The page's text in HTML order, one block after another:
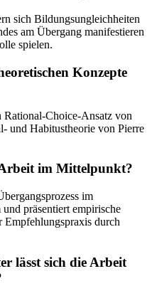
sich Bildungsungleichheiten
am Übergang manifestieren
spielen.
Konzepte
Choice-Ansatz von
und Habitustheorie von Pierre
im Mittelpunkt?
im
präsentiert empirische
Empfehlungspraxis durch
lässt sich die Arbeit